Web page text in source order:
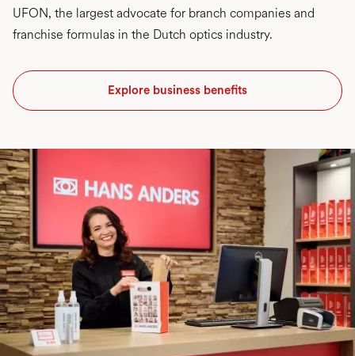
UFON, the largest advocate for branch companies and
franchise formulas in the Dutch optics industry.
Explore business benefits